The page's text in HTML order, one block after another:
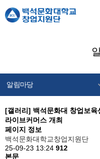
알림마당
창업교육센터
창업보육센터
백석메이커스
[갤러리] 백석문화대 창업보육
라이브커머스 개최
페이지 정보
백석문화대학교창업지원단
25-09-23 13:24 912
본문